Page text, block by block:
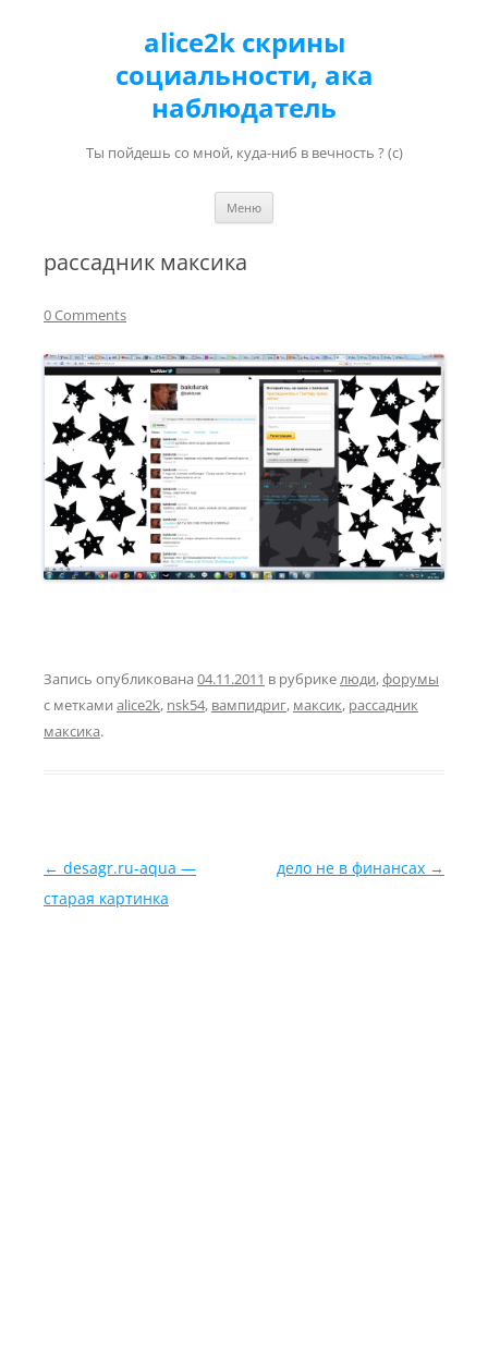
alice2k скрины
социальности, ака
наблюдатель
Ты пойдешь со мной, куда-ниб в вечность ? (с)
Меню
рассадник максика
0 Comments
Запись опубликована 04.11.2011 в рубрикелюди,форумы
с метками alice2k, nsk54, вампидриг, максик, рассадник
максика.
Навигация по записям
← desagr.ru-aqua —
старая картинка
дело не в финансах →